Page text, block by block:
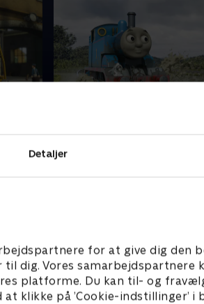
Detaljer
for at give dig den
dig. Vores samarbejdspartnere
platforme. Du kan til- og
klikke på ’Cookie-indstillinger’ i
går ud på at køre stærkt